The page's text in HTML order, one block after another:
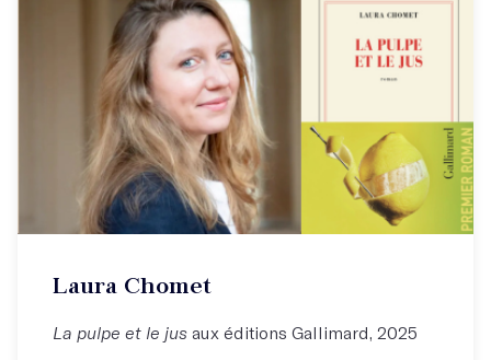
Laura Chomet
La pulpe et le jus aux éditions Gallimard, 2025